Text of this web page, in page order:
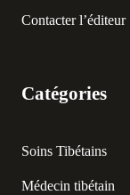
Contacter l’éditeur
Catégories
Soins Tibétains
Médecin tibétain